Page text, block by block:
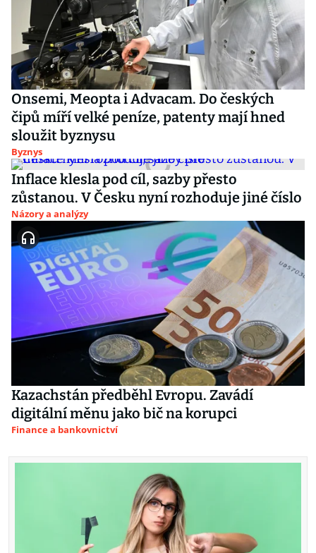
Onsemi, Meopta i Advacam. Do českých
čipů míří velké peníze, patenty mají hned
sloužit byznysu
Byznys
Inflace klesla pod cíl, sazby přesto
zůstanou. V Česku nyní rozhoduje jiné číslo
Názory a analýzy
Kazachstán předběhl Evropu. Zavádí
digitální měnu jako bič na korupci
Finance a bankovnictví